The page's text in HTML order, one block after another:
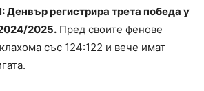
регистрира трета победа у
2025. Пред своите фенове
със 124:122 и вече имат